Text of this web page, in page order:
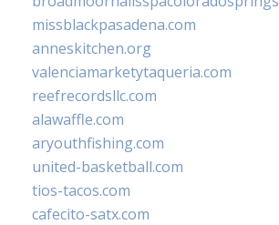
missblackpasadena.com
anneskitchen.org
valenciamarketytaqueria.com
reefrecordsllc.com
alawaffle.com
aryouthfishing.com
united-basketball.com
tios-tacos.com
cafecito-satx.com